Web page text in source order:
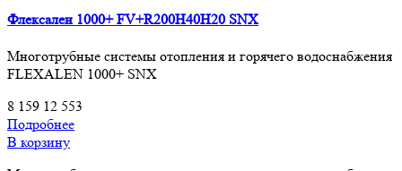
Флексален 1000+ FV+R200H40H20 SNX
Многотрубные системы отопления и горячего водоснабжения
FLEXALEN 1000+ SNX
8 159 12 553
Подробнее
В корзину